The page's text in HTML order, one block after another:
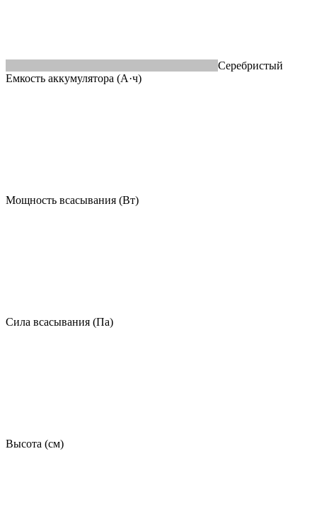
Серебристый
Емкость аккумулятора (А·ч)
Мощность всасывания (Вт)
Сила всасывания (Па)
Высота (см)